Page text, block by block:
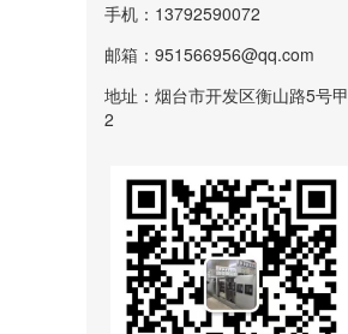
手机：13792590072
邮箱：951566956@qq.com
地址：烟台市开发区衡山路5号甲
2